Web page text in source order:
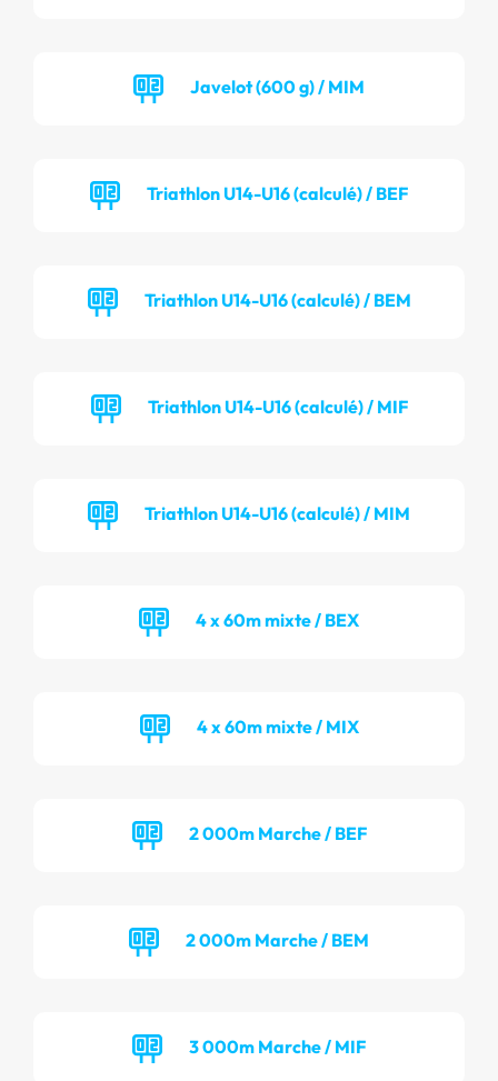
Javelot (600 g) / MIM
Triathlon U14-U16 (calculé) / BEF
Triathlon U14-U16 (calculé) / BEM
Triathlon U14-U16 (calculé) / MIF
Triathlon U14-U16 (calculé) / MIM
4 x 60m mixte / BEX
4 x 60m mixte / MIX
2 000m Marche / BEF
2 000m Marche / BEM
3 000m Marche / MIF